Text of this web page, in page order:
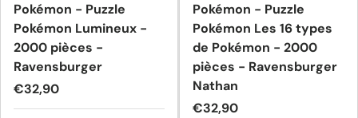
Pokémon - Puzzle
Pokémon Lumineux -
2000 pièces -
Ravensburger
Prix habituel
€32,90
Pokémon - Puzzle
Pokémon Les 16 types
de Pokémon - 2000
pièces - Ravensburger
Nathan
Prix habituel
€32,90